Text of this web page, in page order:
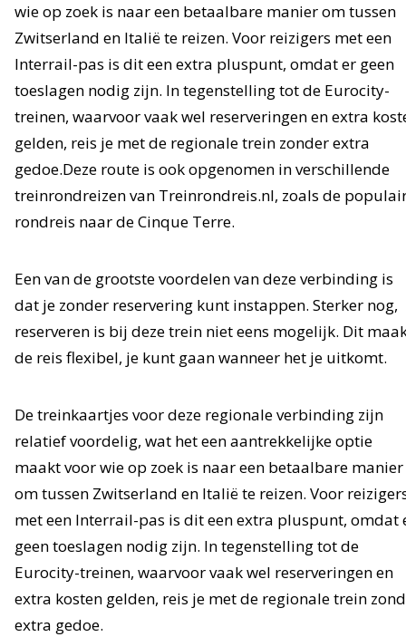
wie op zoek is naar een betaalbare manier om tussen
Zwitserland en Italië te reizen. Voor reizigers met een
Interrail-pas is dit een extra pluspunt, omdat er geen
toeslagen nodig zijn. In tegenstelling tot de Eurocity-
treinen, waarvoor vaak wel reserveringen en extra
gelden, reis je met de regionale trein zonder extra
gedoe.Deze route is ook opgenomen in verschillende
treinrondreizen van Treinrondreis.nl, zoals de
rondreis naar de Cinque Terre.
Een van de grootste voordelen van deze verbinding is
dat je zonder reservering kunt instappen. Sterker nog,
reserveren is bij deze trein niet eens mogelijk. Dit
de reis flexibel, je kunt gaan wanneer het je uitkomt.
De treinkaartjes voor deze regionale verbinding zijn
relatief voordelig, wat het een aantrekkelijke optie
maakt voor wie op zoek is naar een betaalbare manier
om tussen Zwitserland en Italië te reizen. Voor
met een Interrail-pas is dit een extra pluspunt, omdat
geen toeslagen nodig zijn. In tegenstelling tot de
Eurocity-treinen, waarvoor vaak wel reserveringen en
extra kosten gelden, reis je met de regionale trein
extra gedoe.